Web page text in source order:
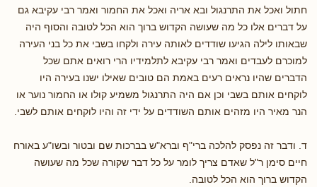
חתול ואכל את התרנגול ובא אריה ואכל את החמור ואמר רבי עקיבא גם
על דברים אלו כל מה שעושה הקדוש ברוך הוא הכל לטובה והסוף היה
שבאותו לילה הגיעו שודדים לאותה עירה ולקחו בשבי את כל בני העירה
למוכרם לעבדים ואמר רבי עקיבא לתלמידיו הרי רואים אתם שכל
הדברים שהיו נראים רעים באמת הם טובים שאילו ישנו בעירה היו
לוקחים אותם בשבי וכן אם היה התרנגול משמיע קולו או החמור נוער או
הנר מאיר היו מזהים אותם השודדים על ידי זה והיו לוקחים אותם לשבי.
ד. ודבר זה נפסק להלכה ברי"ף וברא"ש בברכות שם ובטור ובשו"ע באורח
חיים סימן ר"ל שאדם צריך לומר על כל דבר שקורה שכל מה שעושה
הקדוש ברוך הוא הכל לטובה.